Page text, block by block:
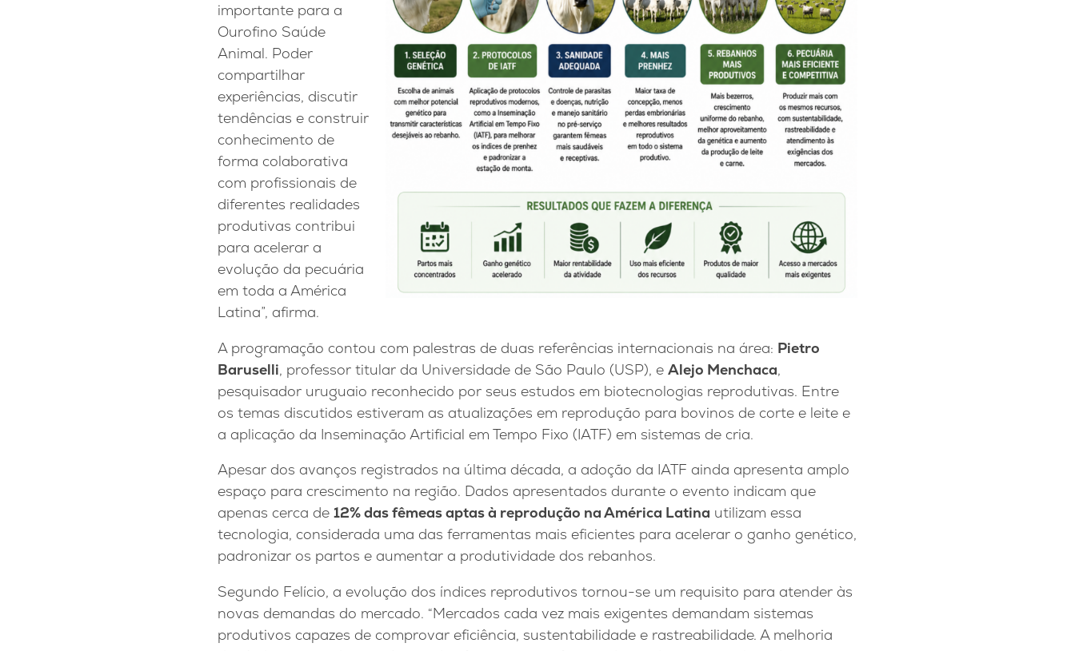
importante para a
Ourofino Saúde
Animal. Poder
compartilhar
experiências, discutir
tendências e construir
conhecimento de
forma colaborativa
com profissionais de
diferentes realidades
produtivas contribui
para acelerar a
evolução da pecuária
em toda a América
Latina”, afirma.
A programação contou com palestras de duas referências internacionais na área: Pietro
Baruselli, professor titular da Universidade de São Paulo (USP), e Alejo Menchaca,
pesquisador uruguaio reconhecido por seus estudos em biotecnologias reprodutivas. Entre
os temas discutidos estiveram as atualizações em reprodução para bovinos de corte e leite e
a aplicação da Inseminação Artificial em Tempo Fixo (IATF) em sistemas de cria.
Apesar dos avanços registrados na última década, a adoção da IATF ainda apresenta amplo
espaço para crescimento na região. Dados apresentados durante o evento indicam que
apenas cerca de 12% das fêmeas aptas à reprodução na América Latina utilizam essa
tecnologia, considerada uma das ferramentas mais eficientes para acelerar o ganho genético,
padronizar os partos e aumentar a produtividade dos rebanhos.
Segundo Felício, a evolução dos índices reprodutivos tornou-se um requisito para atender às
novas demandas do mercado. “Mercados cada vez mais exigentes demandam sistemas
produtivos capazes de comprovar eficiência, sustentabilidade e rastreabilidade. A melhoria